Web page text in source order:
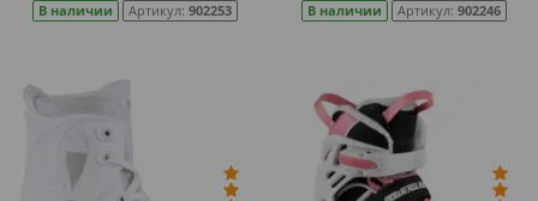
В наличии Артикул: 902253 В наличии Артикул: 902246